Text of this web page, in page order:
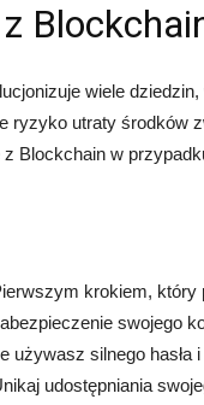
wiele
ryzyko utraty środków
Blockchain w
krokiem, który
swojego
używasz silnego hasła
udostępniania